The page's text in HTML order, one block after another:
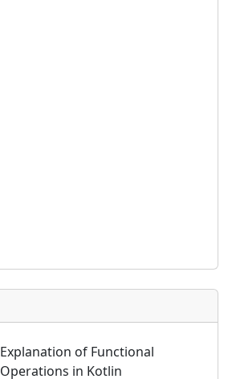
Explanation of Functional
Operations in Kotlin